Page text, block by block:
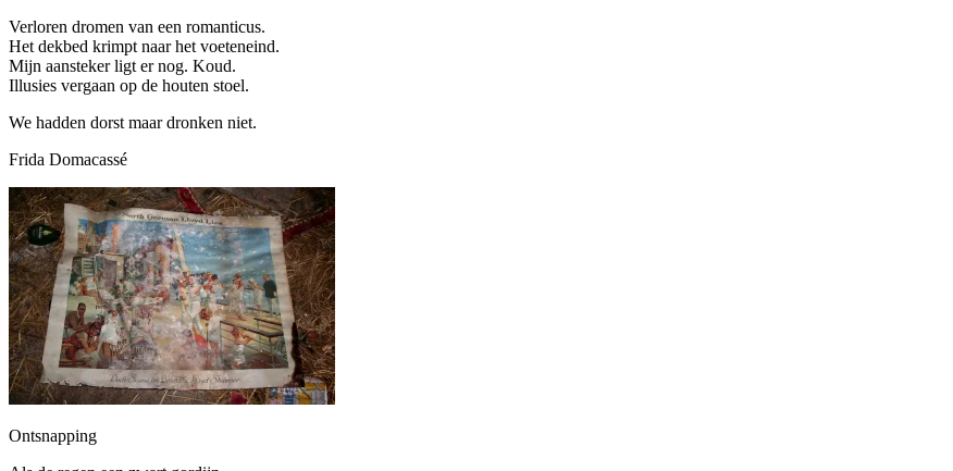
Verloren dromen van een romanticus.
Het dekbed krimpt naar het voeteneind.
Mijn aansteker ligt er nog. Koud.
Illusies vergaan op de houten stoel.
We hadden dorst maar dronken niet.
Frida Domacassé
Ontsnapping